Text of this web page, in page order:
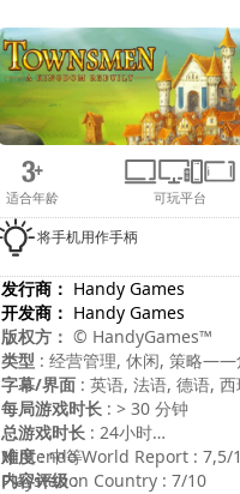
适合年龄 可玩平台
将手机用作手柄
发行商： Handy Games
开发商： Handy Games
版权方： © HandyGames™
类型 : 经营管理, 休闲, 策略——
字幕/界面 : 英语, 法语, 德语,
每局游戏时长 : > 30 分钟
总游戏时长 : 24小时
难度: 中等
内容评级:
Nintendo World Report : 7,5/
Playstation Country : 7/10